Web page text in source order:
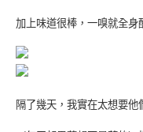
加上味道很棒，一嗅就全身
隔了幾天，我實在太想要他